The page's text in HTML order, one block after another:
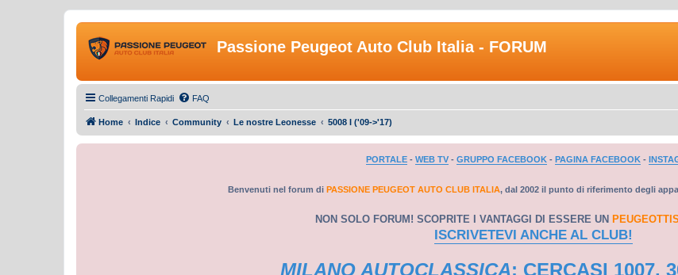
Passione Peugeot Auto Club Italia - FORUM
Collegamenti Rapidi FAQ
Home Indice Community Le nostre Leonesse 5008 I ('09->'17)
PORTALE - WEB TV - GRUPPO FACEBOOK - PAGINA FACEBOOK -
Benvenuti nel forum di PASSIONE PEUGEOT AUTO CLUB ITALIA, dal 2002 il punto di riferimento degli
NON SOLO FORUM! SCOPRITE I VANTAGGI DI ESSERE UN
ISCRIVETEVI ANCHE AL CLUB!
MILANO AUTOCLASSICA: CERCASI 1007,